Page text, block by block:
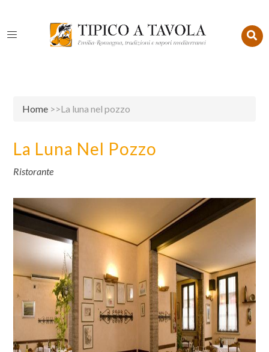
Home >>La luna nel pozzo
Ristorante
La Luna Nel Pozzo